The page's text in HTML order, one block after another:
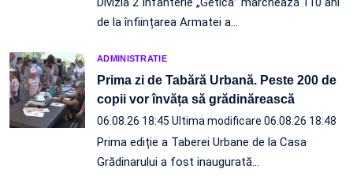
de la înființarea Armatei a…
ADMINISTRATIE
Prima zi de Tabără Urbană. Peste 200 de
copii vor învăța să grădinărească
06.08.26 18:45 Ultima modificare 06.08.26 18:48
Prima ediție a Taberei Urbane de la Casa
Grădinarului a fost inaugurată…